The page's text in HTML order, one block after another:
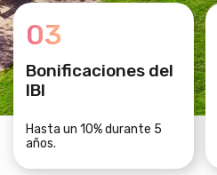
03
Bonificaciones del
IBI
Hasta un 10% durante 5
años.